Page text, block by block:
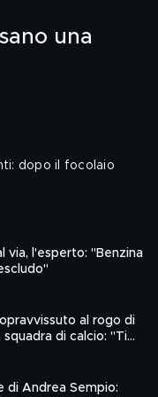
una
dopo il focolaio
via, l'esperto: "Benzina
al rogo di
squadra di calcio: "Ti
di Andrea Sempio: